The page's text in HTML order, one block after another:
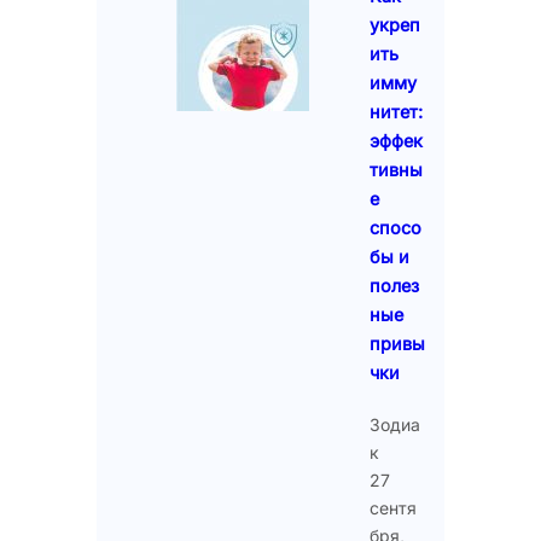
укреп
ить
имму
нитет:
эффек
тивны
е
спосо
бы и
полез
ные
привы
чки
Зодиа
к
27
сентя
бря,